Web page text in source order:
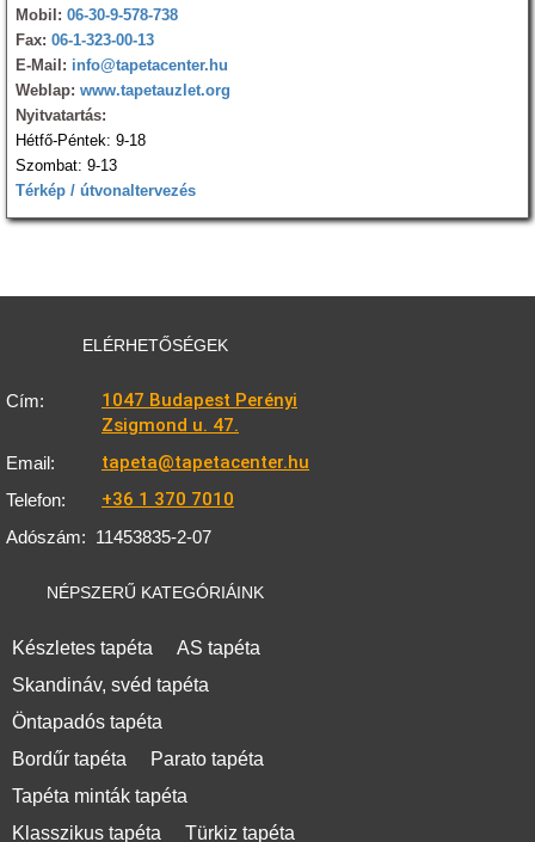
Mobil: 06-30-9-578-738
Fax: 06-1-323-00-13
E-Mail: info@tapetacenter.hu
Weblap: www.tapetauzlet.org
Nyitvatartás:
Hétfő-Péntek: 9-18
Szombat: 9-13
Térkép / útvonaltervezés
ELÉRHETŐSÉGEK
Cím:
1047 Budapest Perényi
Zsigmond u. 47.
Email: tapeta@tapetacenter.hu
Telefon: +36 1 370 7010
Adószám: 11453835-2-07
NÉPSZERŰ KATEGÓRIÁINK
Készletes tapéta
AS tapéta
Skandináv, svéd tapéta
Öntapadós tapéta
Bordűr tapéta
Parato tapéta
Tapéta minták tapéta
Klasszikus tapéta
Türkiz tapéta